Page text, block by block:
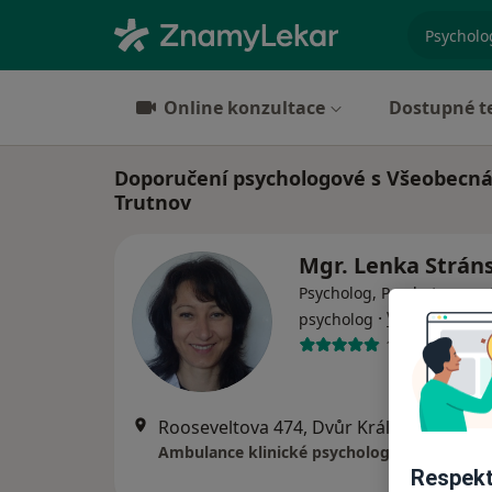
Online konzultace Dostupné
Doporučení psychologové s
Trutnov
Mgr. Lenka
Psycholog,
psycholog · Více
1 názor
Ambulance klinické psychologie pro děti a